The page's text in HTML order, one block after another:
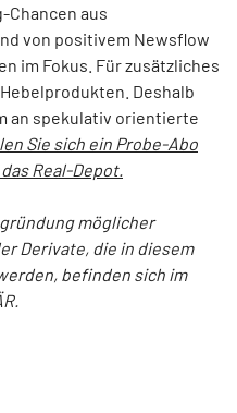
Chancen aus
von positivem Newsflow
im Fokus. Für zusätzliches
Deshalb
an spekulativ orientierte
Sie sich ein Probe-Abo
Real-Depot.
möglicher
Derivate, die in diesem
befinden sich im